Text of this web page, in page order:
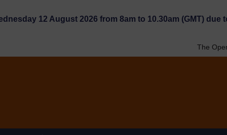
12 August 2026 from 8am to 10.30am (GMT) due
The